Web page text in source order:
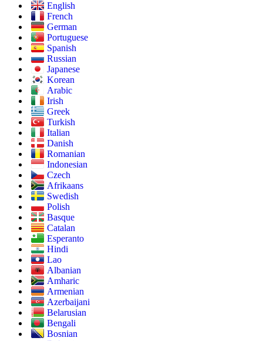
English
French
German
Portuguese
Spanish
Russian
Japanese
Korean
Arabic
Irish
Greek
Turkish
Italian
Danish
Romanian
Indonesian
Czech
Afrikaans
Swedish
Polish
Basque
Catalan
Esperanto
Hindi
Lao
Albanian
Amharic
Armenian
Azerbaijani
Belarusian
Bengali
Bosnian